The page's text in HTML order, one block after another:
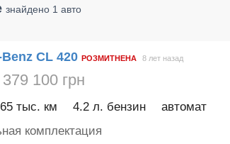
знайдено 1 авто
CL 420 РОЗМИТНЕНА 8 лет назад
100 грн
тыс. км 4.2 л. бензин автомат
комплектация